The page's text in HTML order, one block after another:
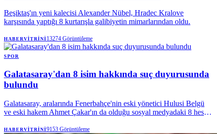
Beşiktaş'ın yeni kalecisi Alexander Nübel, Hradec Kralove
karşısında yaptığı 8 kurtarışla galibiyetin mimarlarından oldu.
HABERVITRINI13274 Görüntüleme
SPOR
Galatasaray'dan 8 isim hakkında suç duyurusunda
bulundu
Galatasaray, aralarında Fenerbahçe'nin eski yönetici Hulusi Belgü
ve eski hakem Ahmet Çakar'ın da olduğu sosyal medyadaki 8 hesap
haklarını kullanmaya devam edeceğini açıkladı.
HABERVITRINI9153 Görüntüleme